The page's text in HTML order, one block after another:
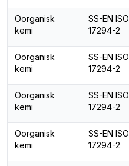
Oorganisk
kemi
SS-EN ISO
17294-2
Oorganisk
kemi
SS-EN ISO
17294-2
Oorganisk
kemi
SS-EN ISO
17294-2
Oorganisk
kemi
SS-EN ISO
17294-2